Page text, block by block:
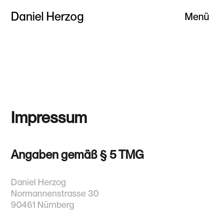
Daniel Herzog Menü
Projekte
Impressum
Angaben gemäß § 5 TMG
Daniel Herzog
Normannenstrasse 30
90461 Nürnberg